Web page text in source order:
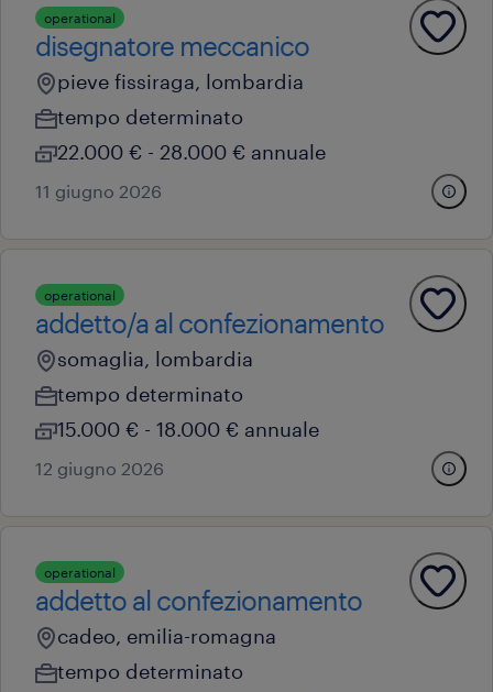
operational
disegnatore meccanico
pieve fissiraga, lombardia
tempo determinato
22.000 € - 28.000 € annuale
11 giugno 2026
operational
addetto/a al confezionamento
somaglia, lombardia
tempo determinato
15.000 € - 18.000 € annuale
12 giugno 2026
operational
addetto al confezionamento
cadeo, emilia-romagna
tempo determinato